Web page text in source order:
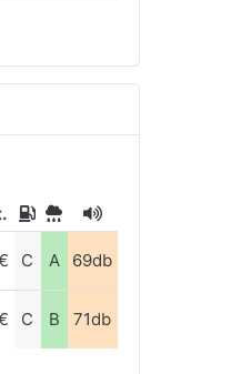
C A 69db
C B 71db